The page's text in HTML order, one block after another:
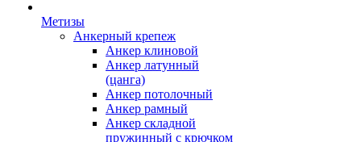
Метизы
Анкерный крепеж
Анкер клиновой
Анкер латунный
(цанга)
Анкер потолочный
Анкер рамный
Анкер складной
пружинный с крючком